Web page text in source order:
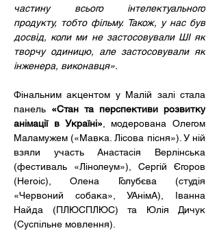
частину всього інтелектуального
продукту, тобто фільму. Також, у нас був
досвід, коли ми не застосовували ШІ як
творчу одиницю, але застосовували як
інженера, виконавця».
Фінальним акцентом у Малій залі стала
панель «Стан та перспективи розвитку
анімації в Україні» , модерована Олегом
Маламужем («Мавка. Лісова пісня»). У ній
взяли участь Анастасія Верлінська
(фестиваль «Лінолеум»), Сергій Єгоров
(Heroic), Олена Голубєва (студія
«Червоний собака», УАнімА), Іванна
Найда (ПЛЮСПЛЮС) та Юлія Дичук
(Суспільне мовлення).